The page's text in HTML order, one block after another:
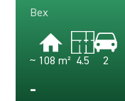
Bex
~ 108 m² 4.5 2
-